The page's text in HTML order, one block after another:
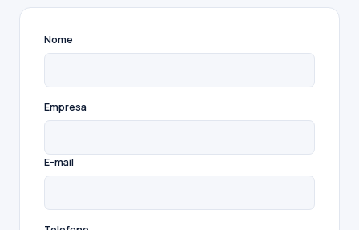
Nome
Empresa
E-mail